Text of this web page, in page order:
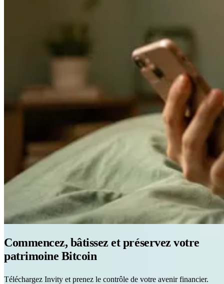
Commencez, bâtissez et préservez votre
patrimoine Bitcoin
Téléchargez Invity et prenez le contrôle de votre avenir financier.